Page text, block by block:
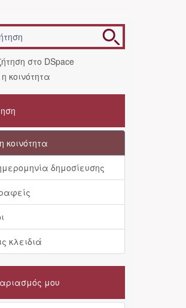
στο DSpace
κοινότητα
κοινότητα
δημοσίευσης
κλειδιά
μου